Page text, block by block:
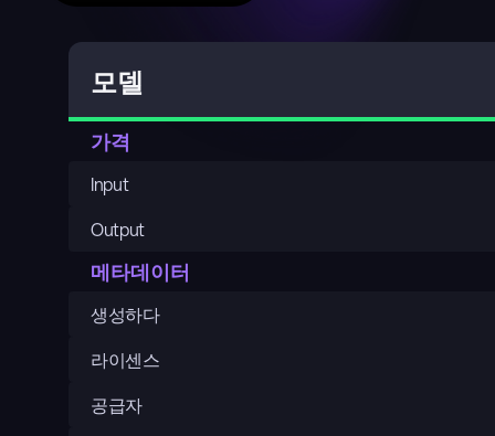
모델
가격
Input
Output
메타데이터
생성하다
라이센스
공급자